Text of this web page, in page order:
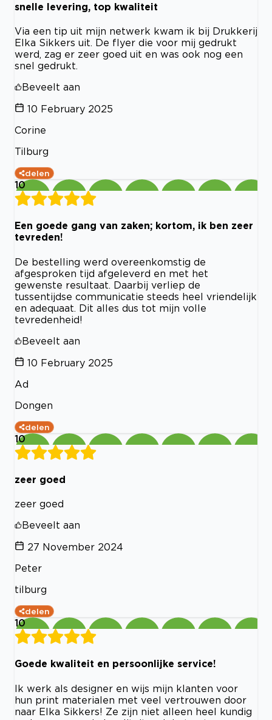
snelle levering, top kwaliteit
Via een tip uit mijn netwerk kwam ik bij Drukkerij
Elka Sikkers uit. De flyer die voor mij gedrukt
werd, zag er zeer goed uit en was ook nog een
snel gedrukt.
Beveelt aan
10 February 2025
Corine
Tilburg
delen
10
Een goede gang van zaken; kortom, ik ben zeer
tevreden!
De bestelling werd overeenkomstig de
afgesproken tijd afgeleverd en met het
gewenste resultaat. Daarbij verliep de
tussentijdse communicatie steeds heel vriendelijk
en adequaat. Dit alles dus tot mijn volle
tevredenheid!
Beveelt aan
10 February 2025
Ad
Dongen
delen
10
zeer goed
zeer goed
Beveelt aan
27 November 2024
Peter
tilburg
delen
10
Goede kwaliteit en persoonlijke service!
Ik werk als designer en wijs mijn klanten voor
hun print materialen met veel vertrouwen door
naar Elka Sikkers! Ze zijn niet alleen heel kundig